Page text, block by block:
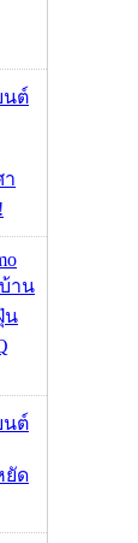
นต์
า
าน
น
นต์
ยัด